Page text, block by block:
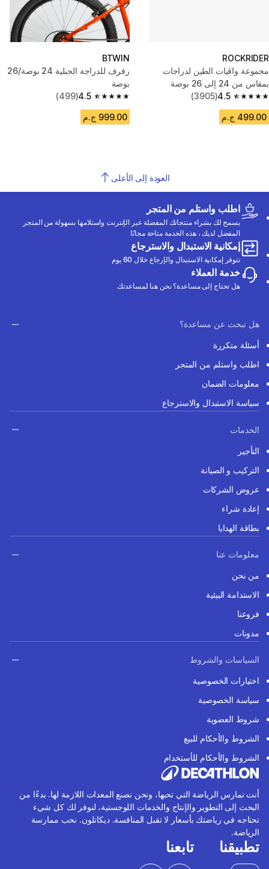
ROCKRIDER
مجموعة واقيات الطين لدراجات
بمقاس من 24 إلى 26 بوصة
4.5
4.5 out of 5 stars from 3905 reviews
(3905)
499.00 ج.م
BTWIN
رفرف للدراجة الجبلية 24 بوصة/26
بوصة
4.5
4.5 out of 5 stars from 499 reviews
(499)
999.00 ج.م
العودة إلى الأعلى
اطلب واستلم من المتجر
يسمح لك بشراء منتجاتك المفضلة عبر الإنترنت واستلامها بسهولة من المتجر
المفضل لديك ، هذه الخدمة متاحة مجانًا
إمكانية الاستبدال والاسترجاع
تتوفر إمكانية الاستبدال والإرجاع خلال 60 يوم
خدمة العملاء
هل تحتاج إلى مساعدة؟ نحن هنا لمساعدتك
هل تبحث عن مساعدة؟
أسئلة متكررة
اطلب واستلم من المتجر
معلومات الضمان
سياسة الاستبدال والاسترجاع
الخدمات
التأجير
التركيب و الصيانة
عروض الشركات
إعادة شراء
بطاقة الهدايا
معلومات عنا
من نحن
الاستدامة البيئية
فروعنا
مدونات
السياسات والشروط
اختيارات الخصوصية
سياسة الخصوصية
شروط العضوية
الشروط والأحكام للبيع
الشروط والأحكام للأستخدام
أنت تمارس الرياضة التي تحبها، ونحن نصنع المعدات اللازمة لها. بدءًا من
البحث إلى التطوير والإنتاج والخدمات اللوجستية، لنوفر لك كل شيء
تحتاجه في رياضتك بأسعار لا تقبل المنافسة. ديكاتلون. نحب ممارسة
الرياضة.
تطبيقنا تابعنا